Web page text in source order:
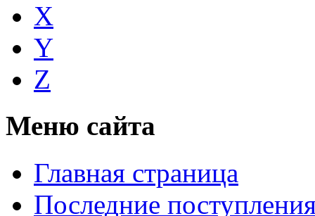
X
Y
Z
Меню сайта
Главная страница
Последние